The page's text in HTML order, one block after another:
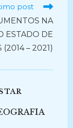
post
NA
ESTADO DE
(2014 – 2021)